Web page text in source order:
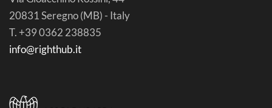
20831 Seregno (MB) - Italy
T. +39 0362 238835
info@righthub.it